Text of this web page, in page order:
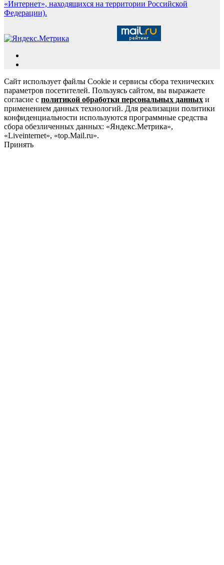
«Интернет», находящихся на территории Российской
Федерации).
Сайт использует файлы Cookie и сервисы сбора технических
параметров посетителей. Пользуясь сайтом, вы выражаете
согласие с политикой обработки персональных данных и
применением данных технологий. Для реализации политики
конфиденциальности используются программные средства
сбора обезличенных данных: «Яндекс.Метрика»,
«Liveinternet», «top.Mail.ru».
Принять